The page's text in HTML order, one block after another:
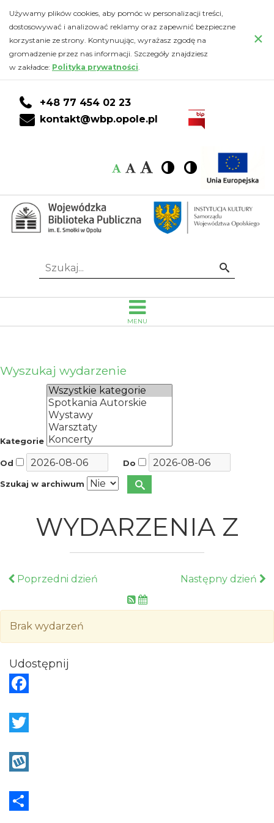
Kalendarz
Wojewódzka
Biblioteka
Publiczna
Emanuela
Smołki
w
Opolu
do
głównej
treści
DO
KONTA
CZYTELNIKA
DO
WYSZUKIWARKI
do
stopki
Używamy plików cookies, aby pomóc w personalizacji treści,
dostosowywać i analizować reklamy oraz zapewnić bezpieczne
korzystanie ze strony. Kontynuując, wyrażasz zgodę na
gromadzenie przez nas informacji. Szczegóły znajdziesz
w zakładce: Polityka prywatności.
×
+48 77 454 02 23
kontakt@wbp.opole.pl
Czcionka:
Czcionka
Czcionka
Czcionka
Wysoki
kontrast
Wysoki
kontrast
Idź
Szukaj...
MENU
Wyszukaj wydarzenie
Kategorie
Od Do
Szukaj w archiwum
WYDARZENIA Z
Poprzedni dzień Następny dzień
Brak wydarzeń
Udostępnij
a
e
o
w
ty